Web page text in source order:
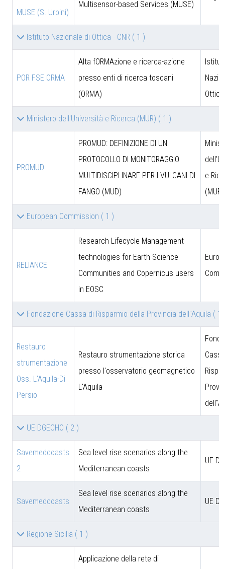
MUSE (S. Urbini)
Multisensor-based Services (MUSE)
Istituto Nazionale di Ottica - CNR ( 1 )
POR FSE ORMA
Alta fORMAzione e ricerca-azione
presso enti di ricerca toscani
(ORMA)
Ottica
Ministero dell'Università e Ricerca (MUR) ( 1 )
PROMUD
PROMUD: DEFINIZIONE DI UN
PROTOCOLLO DI MONITORAGGIO
MULTIDISCIPLINARE PER I VULCANI DI
FANGO (MUD)
e
(MUR)
European Commission ( 1 )
RELIANCE
Research Lifecycle Management
technologies for Earth Science
Communities and Copernicus users
in EOSC
Fondazione Cassa di Risparmio della Provincia dell''Aquila ( 1
Restauro
strumentazione
Oss. L'Aquila-Di
Persio
Restauro strumentazione storica
presso l'osservatorio geomagnetico
L'Aquila
UE DGECHO ( 2 )
Savemedcoasts
2
Sea level rise scenarios along the
Mediterranean coasts
UE
Savemedcoasts
Sea level rise scenarios along the
Mediterranean coasts
UE
Regione Sicilia ( 1 )
Applicazione della rete di